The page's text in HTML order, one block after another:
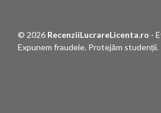
© 2026 RecenziiLucrareLicenta.ro -
Expunem fraudele. Protejăm studenții.